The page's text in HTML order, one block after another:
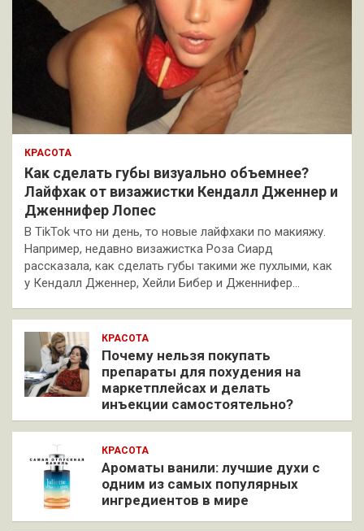
КРАСОТА
Как сделать губы визуально объемнее?
Лайфхак от визажистки Кендалл Дженнер и
Дженнифер Лопес
В TikTok что ни день, то новые лайфхаки по макияжу.
Например, недавно визажистка Роза Сиард
рассказала, как сделать губы такими же пухлыми, как
у Кендалл Дженнер, Хейли Бибер и Дженнифер…
КРАСОТА
Почему нельзя покупать
препараты для похудения на
маркетплейсах и делать
инъекции самостоятельно?
КРАСОТА
Ароматы ванили: лучшие духи с
одним из самых популярных
ингредиентов в мире